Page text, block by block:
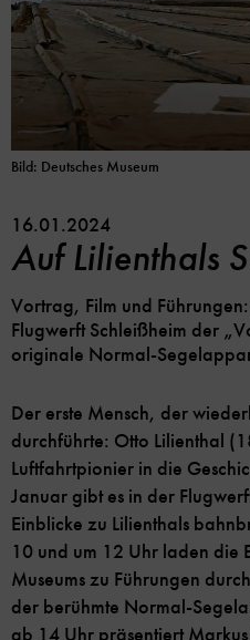
Bild: Deutsches Museum
16.01.2024
Auf Lilienthals
Vortrag, Film und
Flugwerft Schleißheim der
originale Normal-
Der erste Mensch, der
durchführte: Otto Lilienthal
Luftfahrtpionier in die
Januar gibt es in der
Einblicke zu Lilienthals
10 und um 12 Uhr laden die
Museums zu Führungen
der berühmte Normal-
ab 14 Uhr präsentiert